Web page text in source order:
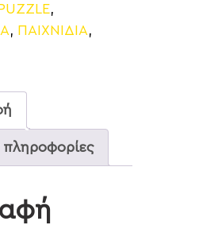
ΠΑΙΧΝΙΔΙΑ
πληροφορίες